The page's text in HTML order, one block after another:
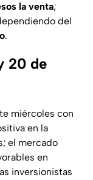
la venta;
del
.
20 de
miércoles con
en la
el mercado
en
inversionistas